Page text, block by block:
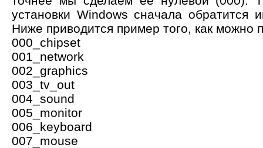
установки Windows сначала обратится
Ниже приводится пример того, как можно
000_chipset
001_network
002_graphics
003_tv_out
004_sound
005_monitor
006_keyboard
007_mouse